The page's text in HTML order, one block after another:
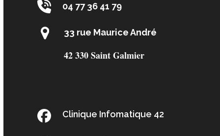
04 77 36 41 79
33 rue Maurice André
42 330 Saint Galmier
Clinique Infomatique 42